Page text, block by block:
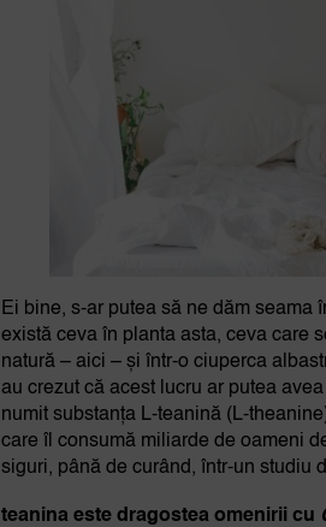
Ei bine, s-ar putea să ne dăm seama
există ceva în planta asta, ceva care
natură – aici – și într-o ciuperca
au crezut că acest lucru ar putea
numit substanța L-teanină (L-
care îl consumă miliarde de oameni
siguri, până de curând, într-un studiu
teanina este dragostea omenirii cu